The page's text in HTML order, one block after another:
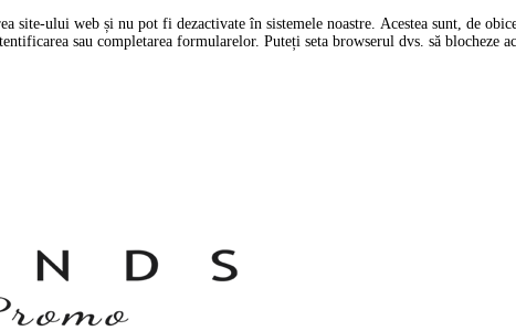
site-ului web și nu pot fi dezactivate în sistemele noastre. Acestea sunt, de
sau completarea formularelor. Puteți seta browserul dvs. să blocheze